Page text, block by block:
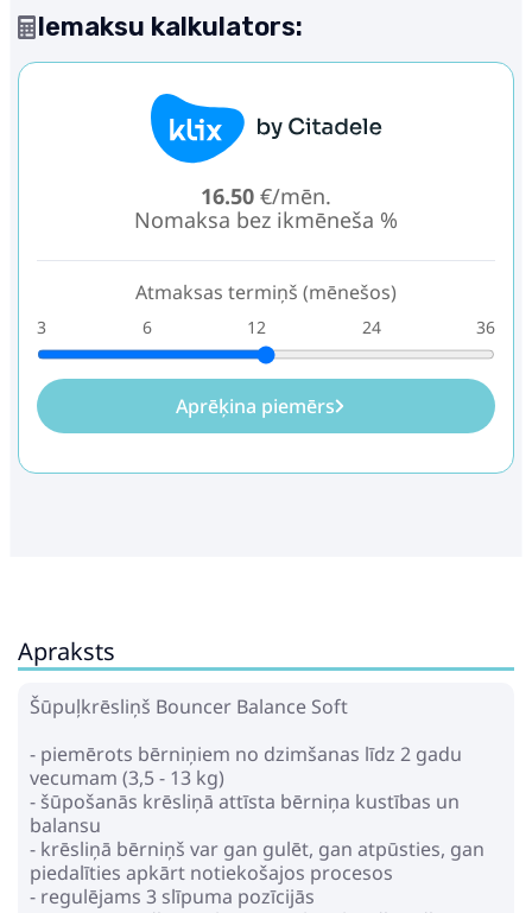
Iemaksu kalkulators:
16.50 €/mēn.
Nomaksa bez ikmēneša %
Atmaksas termiņš (mēnešos)
3 6 12 24 36
Aprēķina piemērs
Apraksts
Šūpuļkrēsliņš Bouncer Balance Soft
- piemērots bērniņiem no dzimšanas līdz 2 gadu
vecumam (3,5 - 13 kg)
- šūpošanās krēsliņā attīsta bērniņa kustības un
balansu
- krēsliņā bērniņš var gan gulēt, gan atpūsties, gan
piedalīties apkārt notiekošajos procesos
- regulējams 3 slīpuma pozīcijās